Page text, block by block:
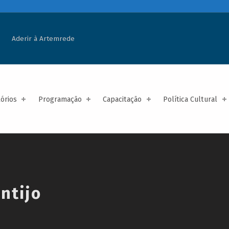
Programação Capacitação Política Cultural
Aderir à Artemrede